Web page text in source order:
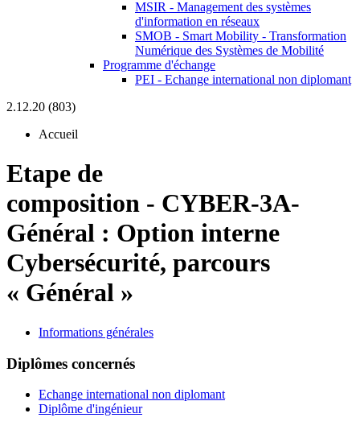
MSIR - Management des systèmes
d'information en réseaux
SMOB - Smart Mobility - Transformation
Numérique des Systèmes de Mobilité
Programme d'échange
PEI - Echange international non diplomant
2.12.20 (803)
Accueil
Etape de
composition - CYBER-3A-
Général : Option interne
Cybersécurité, parcours
« Général »
Informations générales
Diplômes concernés
Echange international non diplomant
Diplôme d'ingénieur